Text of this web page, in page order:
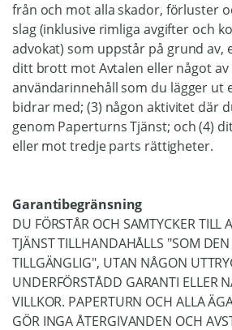
från och mot alla skador, förluster
slag (inklusive rimliga avgifter och
advokat) som uppstår på grund av,
ditt brott mot Avtalen eller något av
användarinnehåll som du lägger ut
bidrar med; (3) någon aktivitet där
genom Paperturns Tjänst; och (4)
eller mot tredje parts rättigheter.
Garantibegränsning
DU FÖRSTÅR OCH SAMTYCKER TILL
TJÄNST TILLHANDAHÅLLS "SOM
TILLGÄNGLIG", UTAN NÅGON
UNDERFÖRSTÅDD GARANTI ELLER
VILLKOR. PAPERTURN OCH ALLA
GÖR INGA ÅTERGIVANDEN OCH